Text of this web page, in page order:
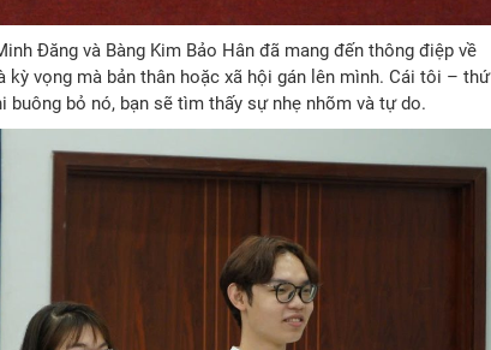
Đăng và Bàng Kim Bảo Hân đã mang đến thông điệp về
vọng mà bản thân hoặc xã hội gán lên mình. Cái tôi – thứ
bỏ nó, bạn sẽ tìm thấy sự nhẹ nhõm và tự do.